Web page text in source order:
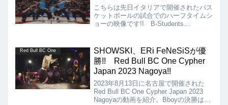
こちらは先日イタリアで開催されたバス
ケットボールの試合でのハーフタイムシ
ョーの映像です!! B-Students
イタリアのパワームーバーMowglyの姿
も!!
Red Bull BC One
SHOWSKI、ERi FeNeSiSが優
勝!! Red Bull BC One Cypher
Japan 2023 Nagoya!!
2023年8月13日に名古屋で開催された
Red Bull BC One Cypher Japan 2023
Nagoyaの動画を紹介。Bboyの決勝は